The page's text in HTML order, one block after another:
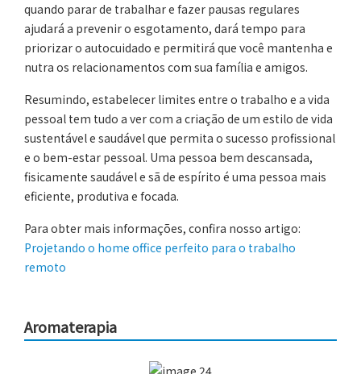
quando parar de trabalhar e fazer pausas regulares
ajudará a prevenir o esgotamento, dará tempo para
priorizar o autocuidado e permitirá que você mantenha e
nutra os relacionamentos com sua família e amigos.
Resumindo, estabelecer limites entre o trabalho e a vida
pessoal tem tudo a ver com a criação de um estilo de vida
sustentável e saudável que permita o sucesso profissional
e o bem-estar pessoal. Uma pessoa bem descansada,
fisicamente saudável e sã de espírito é uma pessoa mais
eficiente, produtiva e focada.
Para obter mais informações, confira nosso artigo:
Projetando o home office perfeito para o trabalho
remoto
Aromaterapia